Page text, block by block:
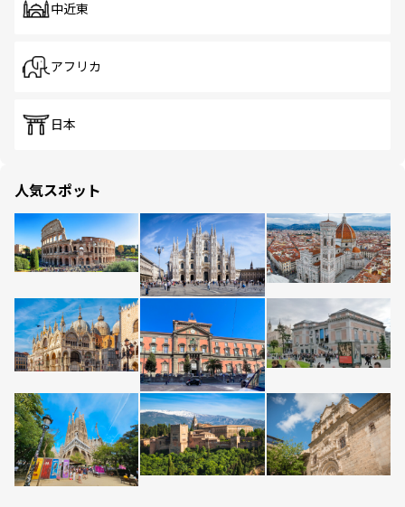
中近東
アフリカ
日本
人気スポット